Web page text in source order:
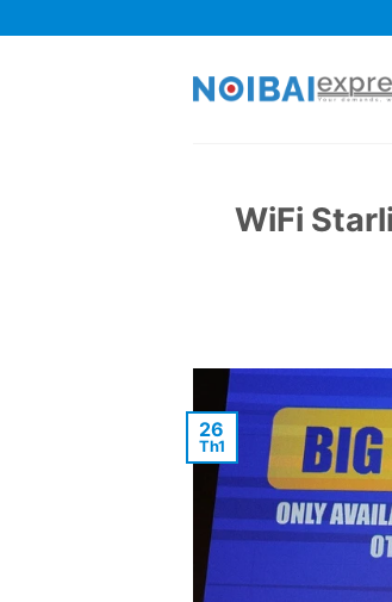
to
WiFi
26
Th1